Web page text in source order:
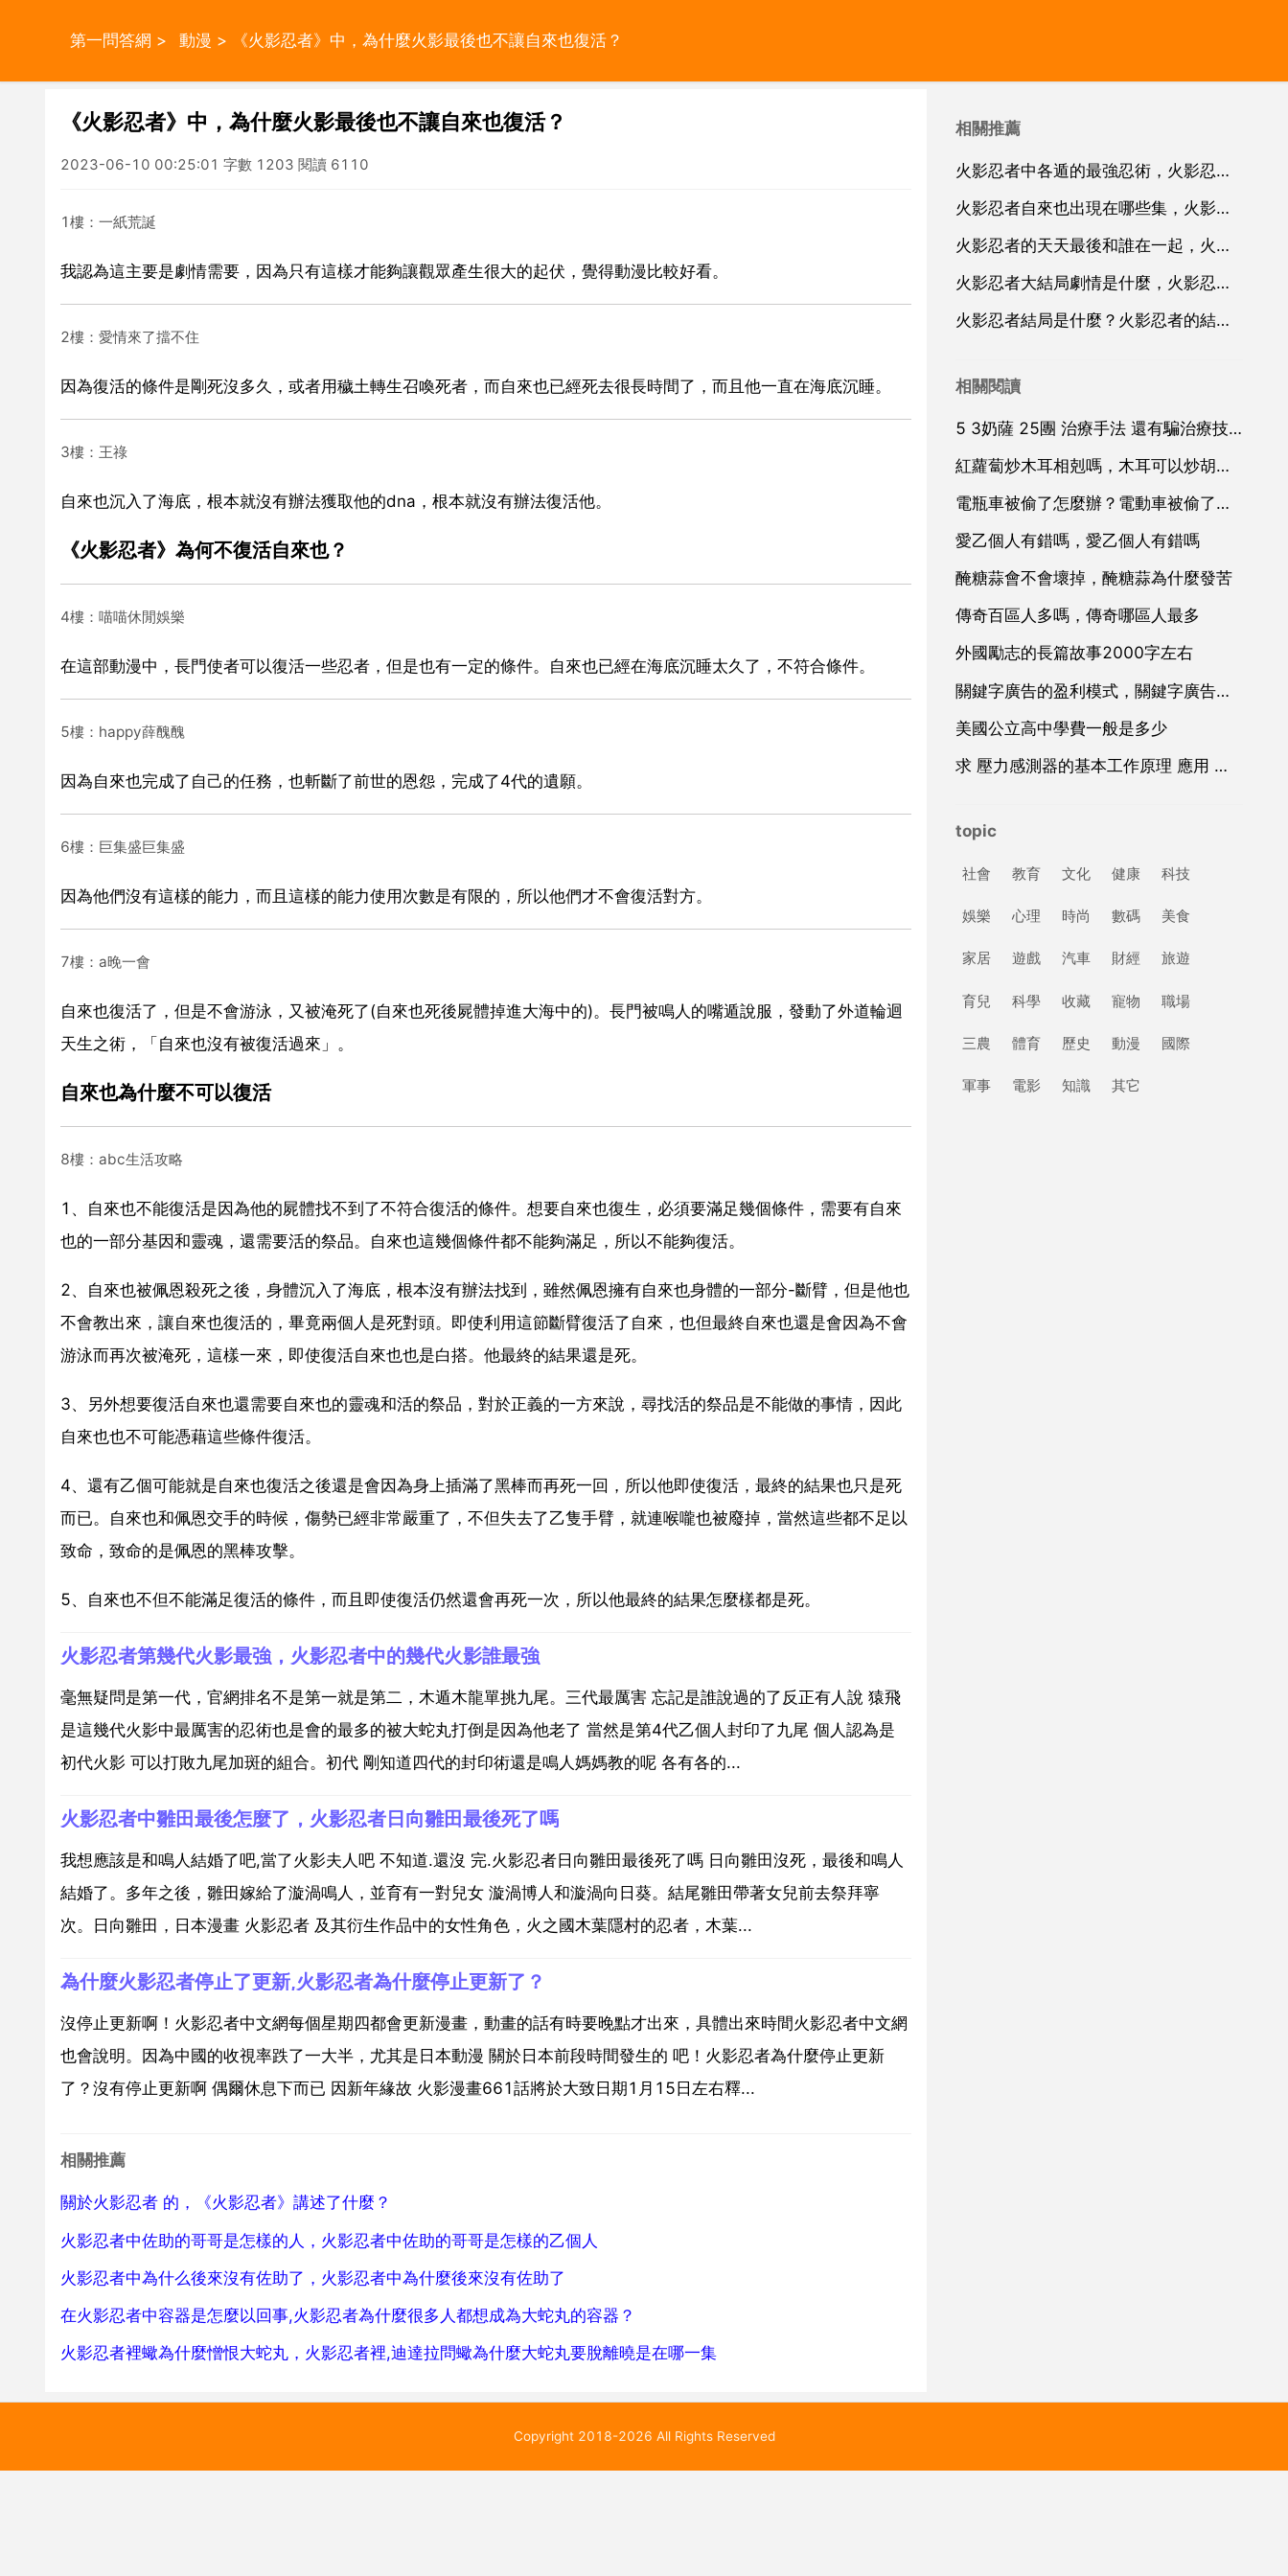
第一問答網 > 動漫 > 《火影忍者》中，為什麼火影最後也不讓自來也復活？
《火影忍者》中，為什麼火影最後也不讓自來也復活？
2023-06-10 00:25:01 字數 1203 閱讀 6110
1樓：一紙荒誕
我認為這主要是劇情需要，因為只有這樣才能夠讓觀眾產生很大的起伏，覺得動漫比較好看。
2樓：愛情來了擋不住
因為復活的條件是剛死沒多久，或者用穢土轉生召喚死者，而自來也已經死去很長時間了，而且他一直在海底沉睡。
3樓：王祿
自來也沉入了海底，根本就沒有辦法獲取他的dna，根本就沒有辦法復活他。
《火影忍者》為何不復活自來也？
4樓：喵喵休閒娛樂
在這部動漫中，長門使者可以復活一些忍者，但是也有一定的條件。自來也已經在海底沉睡太久了，不符合條件。
5樓：happy薛醜醜
因為自來也完成了自己的任務，也斬斷了前世的恩怨，完成了4代的遺願。
6樓：巨集盛巨集盛
因為他們沒有這樣的能力，而且這樣的能力使用次數是有限的，所以他們才不會復活對方。
7樓：a晚一會
自來也復活了，但是不會游泳，又被淹死了(自來也死後屍體掉進大海中的)。長門被鳴人的嘴遁說服，發動了外道輪迴
天生之術，「自來也沒有被復活過來」。
自來也為什麼不可以復活
8樓：abc生活攻略
1、自來也不能復活是因為他的屍體找不到了不符合復活的條件。想要自來也復生，必須要滿足幾個條件，需要有自來
也的一部分基因和靈魂，還需要活的祭品。自來也這幾個條件都不能夠滿足，所以不能夠復活。
2、自來也被佩恩殺死之後，身體沉入了海底，根本沒有辦法找到，雖然佩恩擁有自來也身體的一部分-斷臂，但是他也
不會教出來，讓自來也復活的，畢竟兩個人是死對頭。即使利用這節斷臂復活了自來，也但最終自來也還是會因為不會
游泳而再次被淹死，這樣一來，即使復活自來也也是白搭。他最終的結果還是死。
3、另外想要復活自來也還需要自來也的靈魂和活的祭品，對於正義的一方來說，尋找活的祭品是不能做的事情，因此
自來也也不可能憑藉這些條件復活。
4、還有乙個可能就是自來也復活之後還是會因為身上插滿了黑棒而再死一回，所以他即使復活，最終的結果也只是死
而已。自來也和佩恩交手的時候，傷勢已經非常嚴重了，不但失去了乙隻手臂，就連喉嚨也被廢掉，當然這些都不足以
致命，致命的是佩恩的黑棒攻擊。
5、自來也不但不能滿足復活的條件，而且即使復活仍然還會再死一次，所以他最終的結果怎麼樣都是死。
火影忍者第幾代火影最強，火影忍者中的幾代火影誰最強
毫無疑問是第一代，官網排名不是第一就是第二，木遁木龍單挑九尾。三代最厲害 忘記是誰說過的了反正有人說 猿飛
是這幾代火影中最厲害的忍術也是會的最多的被大蛇丸打倒是因為他老了 當然是第4代乙個人封印了九尾 個人認為是
初代火影 可以打敗九尾加斑的組合。初代 剛知道四代的封印術還是鳴人媽媽教的呢 各有各的...
火影忍者中雛田最後怎麼了，火影忍者日向雛田最後死了嗎
我想應該是和鳴人結婚了吧,當了火影夫人吧 不知道.還沒 完.火影忍者日向雛田最後死了嗎 日向雛田沒死，最後和鳴人
結婚了。多年之後，雛田嫁給了漩渦鳴人，並育有一對兒女 漩渦博人和漩渦向日葵。結尾雛田帶著女兒前去祭拜寧
次。日向雛田，日本漫畫 火影忍者 及其衍生作品中的女性角色，火之國木葉隱村的忍者，木葉...
為什麼火影忍者停止了更新,火影忍者為什麼停止更新了？
沒停止更新啊！火影忍者中文網每個星期四都會更新漫畫，動畫的話有時要晚點才出來，具體出來時間火影忍者中文網
也會說明。因為中國的收視率跌了一大半，尤其是日本動漫 關於日本前段時間發生的 吧！火影忍者為什麼停止更新
了？沒有停止更新啊 偶爾休息下而已 因新年緣故 火影漫畫661話將於大致日期1月15日左右釋...
相關推薦
關於火影忍者 的，《火影忍者》講述了什麼？
火影忍者中佐助的哥哥是怎樣的人，火影忍者中佐助的哥哥是怎樣的乙個人
火影忍者中為什么後來沒有佐助了，火影忍者中為什麼後來沒有佐助了
在火影忍者中容器是怎麼以回事,火影忍者為什麼很多人都想成為大蛇丸的容器？
火影忍者裡蠍為什麼憎恨大蛇丸，火影忍者裡,迪達拉問蠍為什麼大蛇丸要脫離曉是在哪一集
相關推薦
火影忍者中各遁的最強忍術，火影忍者中各遁的最強忍術
火影忍者自來也出現在哪些集，火影忍者裡的 自來也 最先在哪一集當中出現的
火影忍者的天天最後和誰在一起，火影忍者裡的天天最後會和誰在一起啊
火影忍者大結局劇情是什麼，火影忍者大結局故事梗概
火影忍者結局是什麼？火影忍者的結局是什麼？
相關閱讀
5 3奶薩 25團 治療手法 還有騙治療技巧
紅蘿蔔炒木耳相剋嗎，木耳可以炒胡蘿蔔炒嗎
電瓶車被偷了怎麼辦？電動車被偷了怎麼辦
愛乙個人有錯嗎，愛乙個人有錯嗎
醃糖蒜會不會壞掉，醃糖蒜為什麼發苦
傳奇百區人多嗎，傳奇哪區人最多
外國勵志的長篇故事2000字左右
關鍵字廣告的盈利模式，關鍵字廣告廣告
美國公立高中學費一般是多少
求 壓力感測器的基本工作原理 應用 和設計 方面的資料
topic
社會 教育 文化 健康 科技
娛樂 心理 時尚 數碼 美食
家居 遊戲 汽車 財經 旅遊
育兒 科學 收藏 寵物 職場
三農 體育 歷史 動漫 國際
軍事 電影 知識 其它
Copyright 2018-2026 All Rights Reserved